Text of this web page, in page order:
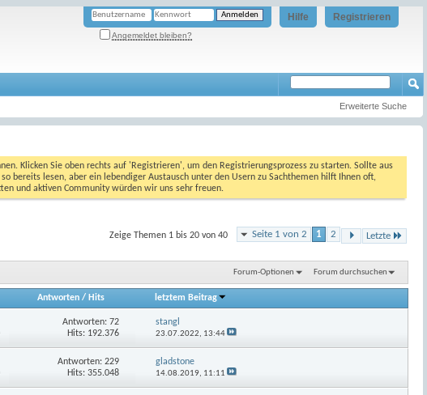
Registrieren
Hilfe
Angemeldet bleiben?
Erweiterte Suche
Klicken Sie oben rechts auf 'Registrieren', um den Registrierungsprozess zu starten. Sollte aus
bereits lesen, aber ein lebendiger Austausch unter den Usern zu Sachthemen hilft Ihnen oft,
und aktiven Community würden wir uns sehr freuen.
Seite 1 von 2 1 2 Letzte
Zeige Themen 1 bis 20 von 40
Forum-Optionen Forum durchsuchen
Antworten / Hits letztem Beitrag
Antworten: 72
Hits: 192.376
stangl
23.07.2022, 13:44
Antworten: 229
Hits: 355.048
gladstone
14.08.2019, 11:11